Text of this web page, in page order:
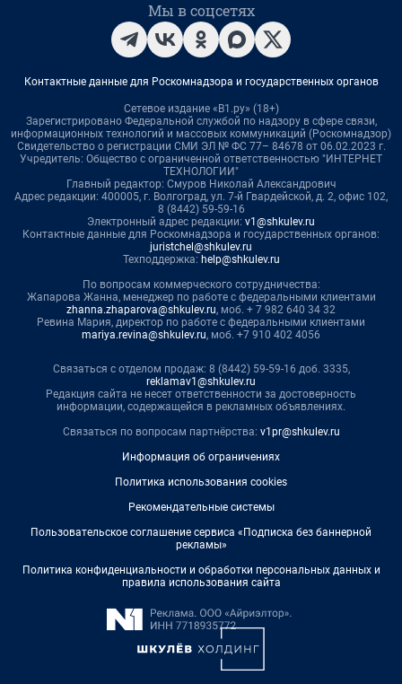
Мы в соцсетях
Контактные данные для Роскомнадзора и государственных органов
Сетевое издание «В1.ру» (18+)
Зарегистрировано Федеральной службой по надзору в сфере связи,
информационных технологий и массовых коммуникаций (Роскомнадзор)
Свидетельство о регистрации СМИ ЭЛ № ФС 77– 84678 от 06.02.2023 г.
Учредитель: Общество с ограниченной ответственностью "ИНТЕРНЕТ
ТЕХНОЛОГИИ"
Главный редактор: Смуров Николай Александрович
Адрес редакции: 400005, г. Волгоград, ул. 7-й Гвардейской, д. 2, офис 102,
8 (8442) 59-59-16
Электронный адрес редакции: v1@shkulev.ru
Контактные данные для Роскомнадзора и государственных органов:
juristchel@shkulev.ru
Техподдержка: help@shkulev.ru
По вопросам коммерческого сотрудничества:
Жапарова Жанна, менеджер по работе с федеральными клиентами
zhanna.zhaparova@shkulev.ru, моб. + 7 982 640 34 32
Ревина Мария, директор по работе с федеральными клиентами
mariya.revina@shkulev.ru, моб. +7 910 402 4056
Связаться с отделом продаж: 8 (8442) 59-59-16 доб. 3335,
reklamav1@shkulev.ru
Редакция сайта не несет ответственности за достоверность
информации, содержащейся в рекламных объявлениях.
Связаться по вопросам партнёрства: v1pr@shkulev.ru
Информация об ограничениях
Политика использования cookies
Рекомендательные системы
Пользовательское соглашение сервиса «Подписка без баннерной
рекламы»
Политика конфиденциальности и обработки персональных данных и
правила использования сайта